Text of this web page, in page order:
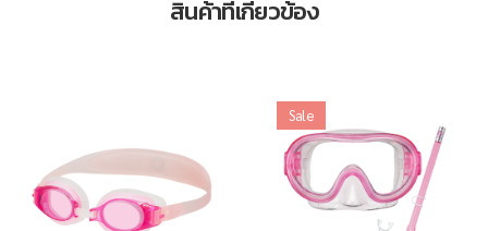
สินค้าที่เกี่ยวข้อง
Sale